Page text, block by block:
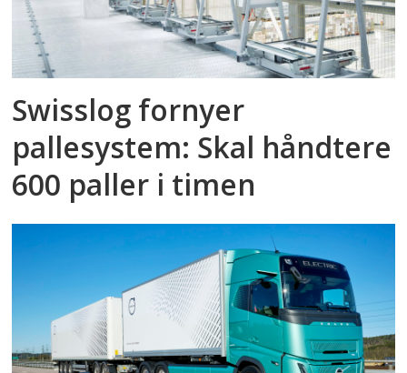
Swisslog fornyer
pallesystem: Skal håndtere
600 paller i timen